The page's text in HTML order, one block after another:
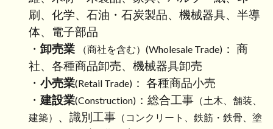
内容
変更
手続
につ
いて
1.10
査証・
滞在資
格
刷、化学、石油・石炭製品、機械器具、半導
体、電子部品
・卸売業 （商社を含む）(Wholesale Trade) ： 商
社、各種商品卸売、機械器具卸売
・小売業(Retail Trade) ： 各種商品小売
・建設業(Construction) ：総合工事 （土木、舗装、
建築） 、識別工事 （コンクリート、鉄筋・鉄骨、塗